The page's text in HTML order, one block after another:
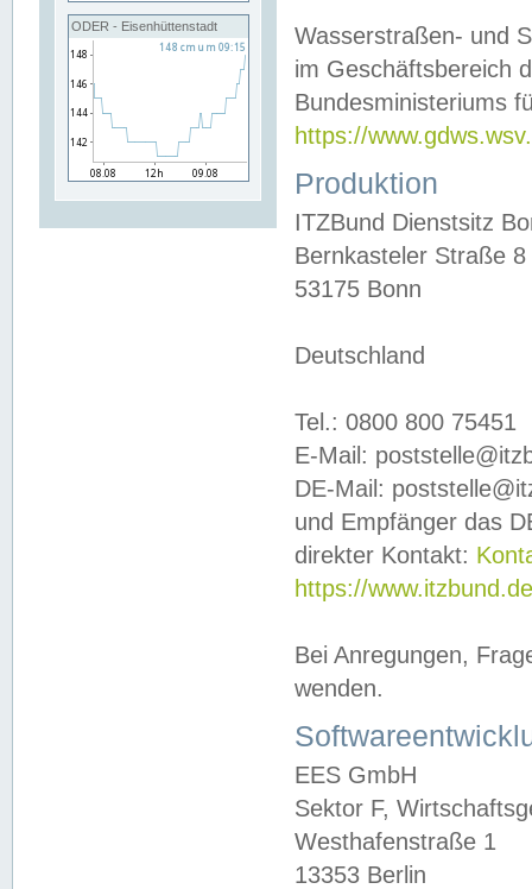
ODER - Eisenhüttenstadt
Wasserstraßen- und
im Geschäftsbereich
Bundesministeriums
https://
Produktion
ITZBund Dienstsitz
Bernkasteler Straße 8
53175 Bonn
Deutschland
Tel.: 0800 800 75451
E-Mail:
DE-Mail:
und Empfänger das
direkter Kontakt:
https://
Bei Anregungen,
wenden.
EES GmbH
Sektor F,
Westhafenstraße 1
13353 Berlin